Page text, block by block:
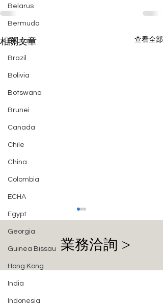
Belarus
Bermuda
Bhutan
Brazil
Bolivia
Botswana
Brunei
Canada
Chile
China
Colombia
ECHA
Egypt
Georgia
Guinea Bissau
Hong Kong
India
Indonesia
相關文章 查看全部
EAC 現場工廠檢查成為強
業務洽詢 >